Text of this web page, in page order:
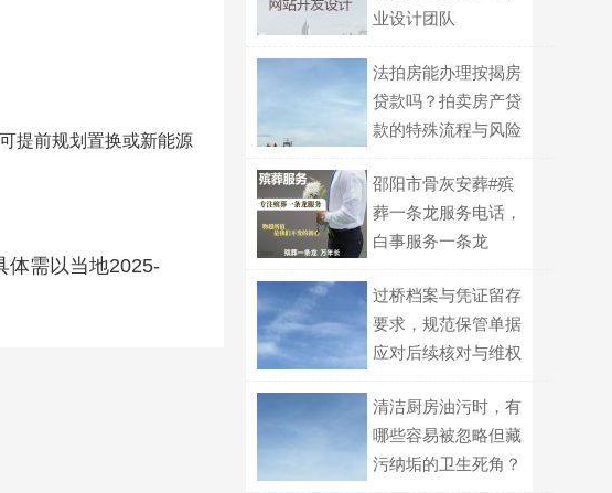
提前规划置换或新能源
体需以当地2025-
业设计团队
法拍房能办理按揭房
贷款吗？拍卖房产贷
款的特殊流程与风险
邵阳市骨灰安葬#殡
葬一条龙服务电话，
白事服务一条龙
过桥档案与凭证留存
要求，规范保管单据
应对后续核对与维权
清洁厨房油污时，有
哪些容易被忽略但藏
污纳垢的卫生死角？